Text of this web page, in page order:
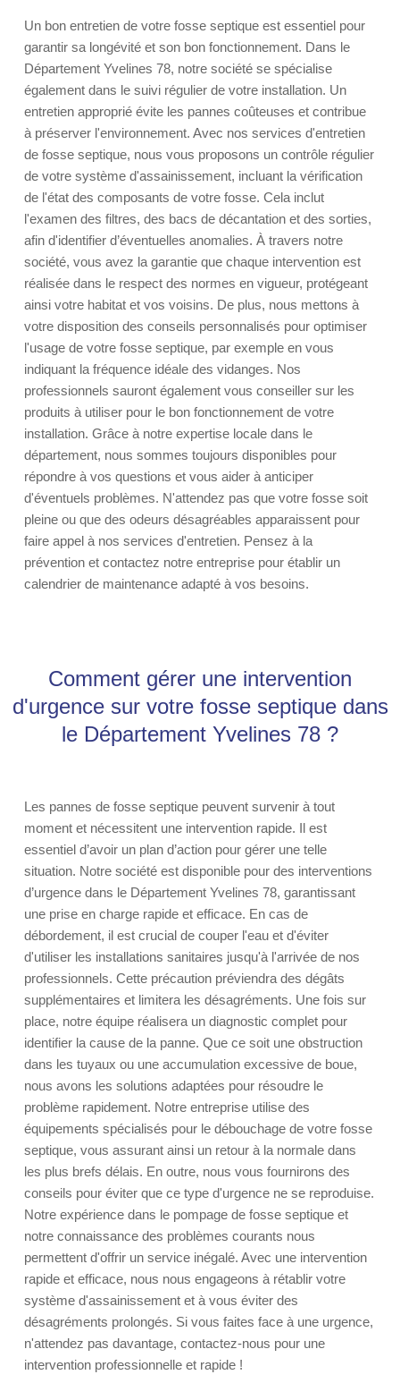
Un bon entretien de votre fosse septique est essentiel pour
garantir sa longévité et son bon fonctionnement. Dans le
Département Yvelines 78, notre société se spécialise
également dans le suivi régulier de votre installation. Un
entretien approprié évite les pannes coûteuses et contribue
à préserver l'environnement. Avec nos services d'entretien
de fosse septique, nous vous proposons un contrôle régulier
de votre système d'assainissement, incluant la vérification
de l'état des composants de votre fosse. Cela inclut
l'examen des filtres, des bacs de décantation et des sorties,
afin d'identifier d’éventuelles anomalies. À travers notre
société, vous avez la garantie que chaque intervention est
réalisée dans le respect des normes en vigueur, protégeant
ainsi votre habitat et vos voisins. De plus, nous mettons à
votre disposition des conseils personnalisés pour optimiser
l'usage de votre fosse septique, par exemple en vous
indiquant la fréquence idéale des vidanges. Nos
professionnels sauront également vous conseiller sur les
produits à utiliser pour le bon fonctionnement de votre
installation. Grâce à notre expertise locale dans le
département, nous sommes toujours disponibles pour
répondre à vos questions et vous aider à anticiper
d'éventuels problèmes. N'attendez pas que votre fosse soit
pleine ou que des odeurs désagréables apparaissent pour
faire appel à nos services d'entretien. Pensez à la
prévention et contactez notre entreprise pour établir un
calendrier de maintenance adapté à vos besoins.
Comment gérer une intervention
d'urgence sur votre fosse septique dans
le Département Yvelines 78 ?
Les pannes de fosse septique peuvent survenir à tout
moment et nécessitent une intervention rapide. Il est
essentiel d’avoir un plan d’action pour gérer une telle
situation. Notre société est disponible pour des interventions
d’urgence dans le Département Yvelines 78, garantissant
une prise en charge rapide et efficace. En cas de
débordement, il est crucial de couper l'eau et d'éviter
d'utiliser les installations sanitaires jusqu'à l'arrivée de nos
professionnels. Cette précaution préviendra des dégâts
supplémentaires et limitera les désagréments. Une fois sur
place, notre équipe réalisera un diagnostic complet pour
identifier la cause de la panne. Que ce soit une obstruction
dans les tuyaux ou une accumulation excessive de boue,
nous avons les solutions adaptées pour résoudre le
problème rapidement. Notre entreprise utilise des
équipements spécialisés pour le débouchage de votre fosse
septique, vous assurant ainsi un retour à la normale dans
les plus brefs délais. En outre, nous vous fournirons des
conseils pour éviter que ce type d'urgence ne se reproduise.
Notre expérience dans le pompage de fosse septique et
notre connaissance des problèmes courants nous
permettent d'offrir un service inégalé. Avec une intervention
rapide et efficace, nous nous engageons à rétablir votre
système d'assainissement et à vous éviter des
désagréments prolongés. Si vous faites face à une urgence,
n'attendez pas davantage, contactez-nous pour une
intervention professionnelle et rapide !